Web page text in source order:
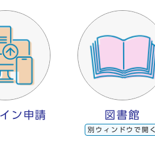
ン申請 図書館
別ウィンドウで開く